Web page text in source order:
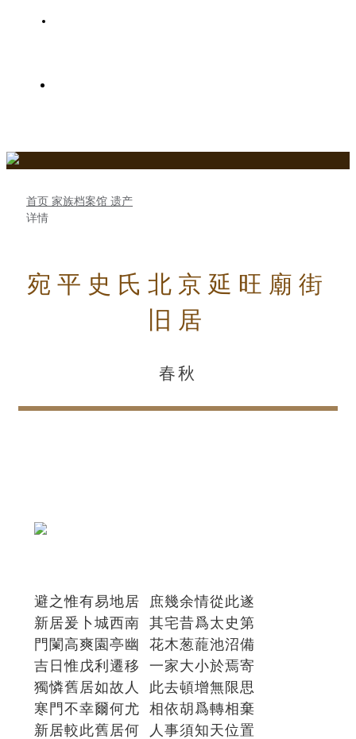
首页 家族档案馆 遗产
详情
宛平史氏北京延旺廟街
旧居
春秋
避之惟有易地居 庶幾余情從此遂
新居爰卜城西南 其宅昔爲太史第
門闌高爽園亭幽 花木葱蘢池沼備
吉日惟戊利遷移 一家大小於焉寄
獨憐舊居如故人 此去頓增無限思
寒門不幸爾何尤 相依胡爲轉相棄
新居較此舊居何 人事須知天位置